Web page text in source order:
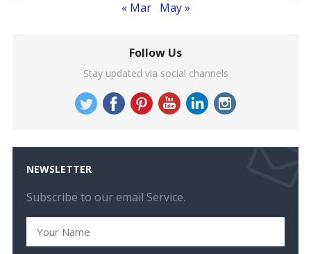
« Mar
May »
Follow Us
Stay updated via social channels
NEWSLETTER
Subscribe to our email Service.